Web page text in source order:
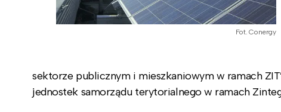
Fot. Conergy
sektorze publicznym i mieszkaniowym w ramach
jednostek samorządu terytorialnego w ramach